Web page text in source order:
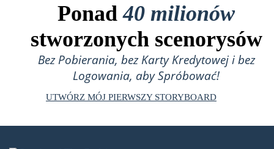
Ponad40 milionów
stworzonych scenorysów
Bez Pobierania, bez Karty Kredytowej i bez
Logowania, aby Spróbować!
UTWÓRZ MÓJ PIERWSZY STORYBOARD